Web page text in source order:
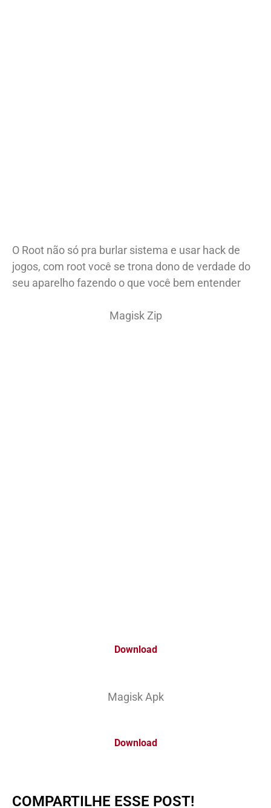
O Root não só pra burlar sistema e usar hack de
jogos, com root você se trona dono de verdade do
seu aparelho fazendo o que você bem entender
Magisk Zip
Download
Magisk Apk
Download
COMPARTILHE ESSE POST!